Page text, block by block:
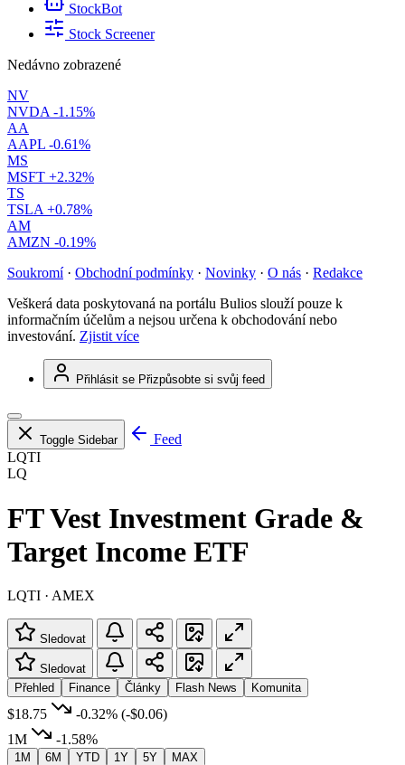
StockBot
Stock Screener
Nedávno zobrazené
NV
NVDA -1.15%
AA
AAPL -0.61%
MS
MSFT +2.32%
TS
TSLA +0.78%
AM
AMZN -0.19%
Soukromí · Obchodní podmínky · Novinky · O nás · Redakce
Veškerá data poskytovaná na portálu Bulios slouží pouze k
informačním účelům a nejsou určena k obchodování nebo
investování. Zjistit více
Přihlásit se Přizpůsobte si svůj feed
Toggle Sidebar
Feed
LQTI
LQ
FT Vest Investment Grade &
Target Income ETF
LQTI · AMEX
Sledovat
Sledovat
Přehled
Finance Články Flash News Komunita
$18.75 -0.32% (-$0.06)
1M
-1.58%
1M 6M YTD 1Y 5Y MAX